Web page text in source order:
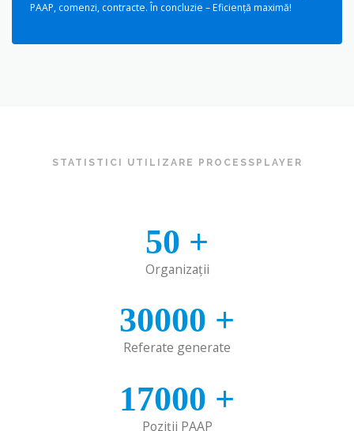
PAAP, comenzi, contracte. În concluzie – Eficienţă maximă!
STATISTICI UTILIZARE PROCESSPLAYER
50 +
Organizații
30000 +
Referate generate
17000 +
Poziţii PAAP